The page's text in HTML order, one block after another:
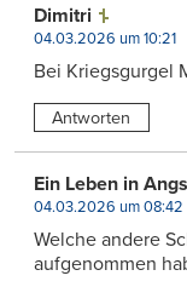
Dimitri
04.03.2026 um 10:21
Bei Kriegsgurgel
Antworten
Ein Leben in
04.03.2026 um 08:42
Welche andere
aufgenommen